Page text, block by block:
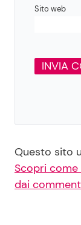
Sito web
Questo sito
Scopri
dai